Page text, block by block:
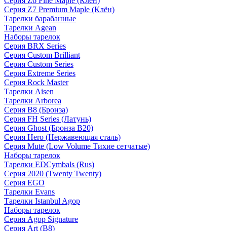
Серия Z7 Premium Maple (Клён)
Тарелки барабанные
Тарелки Agean
Наборы тарелок
Серия BRX Series
Серия Custom Brilliant
Серия Custom Series
Серия Extreme Series
Серия Rock Master
Тарелки Aisen
Тарелки Arborea
Серия B8 (Бронза)
Серия FH Series (Латунь)
Серия Ghost (Бронза B20)
Серия Hero (Нержавеющая сталь)
Серия Mute (Low Volume Тихие сетчатые)
Наборы тарелок
Тарелки EDCymbals (Rus)
Серия 2020 (Twenty Twenty)
Серия EGO
Тарелки Evans
Тарелки Istanbul Agop
Наборы тарелок
Серия Agop Signature
Серия Art (B8)